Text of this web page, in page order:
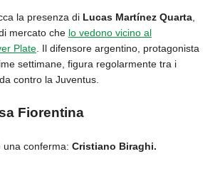
la presenza di Lucas Martínez Quarta,
mercato che lo vedono vicino al
Plate. Il difensore argentino, protagonista
settimane, figura regolarmente tra i
contro la Juventus.
Fiorentina
una conferma: Cristiano Biraghi.